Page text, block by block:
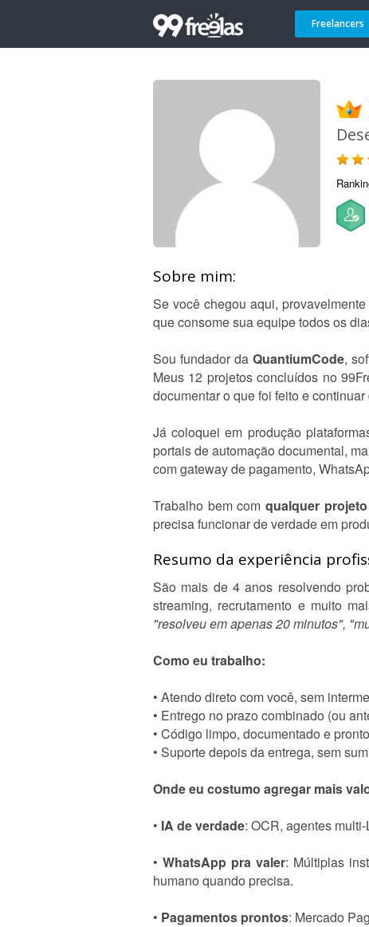
Freelancers
Sobre mim:
Se você chegou aqui,
que consome sua equipe todos os
Sou fundador da QuantiumCode,
Meus 12 projetos concluídos no
documentar o que foi feito e
Já coloquei em produção
portais de automação documental,
com gateway de pagamento,
Trabalho bem com qualquer
precisa funcionar de verdade em
Resumo da experiência
São mais de 4 anos resolvendo
streaming, recrutamento e muito
"resolveu em apenas 20 minutos",
Como eu trabalho:
• Atendo direto com você, sem
• Entrego no prazo combinado (ou
• Código limpo, documentado e
• Suporte depois da entrega, sem
Onde eu costumo agregar mais
• IA de verdade: OCR, agentes
• WhatsApp pra valer: Múltiplas
humano quando precisa.
• Pagamentos prontos: Mercado